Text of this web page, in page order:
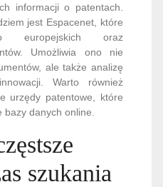
informacji o patentach.
jest Espacenet, które
oraz
Umożliwia ono nie
ale także analizę
Warto również
urzędy patentowe, które
danych online.
szukania